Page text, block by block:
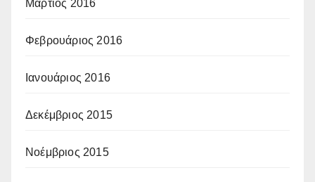
Μάρτιος 2016
Φεβρουάριος 2016
Ιανουάριος 2016
Δεκέμβριος 2015
Νοέμβριος 2015